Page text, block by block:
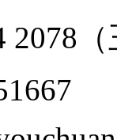
2078（